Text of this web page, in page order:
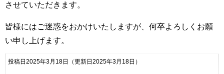
させていただきます。
皆様にはご迷惑をおかけいたしますが、何卒よろしくお願
い申し上げます。
投稿日2025年3月18日 （更新日2025年3月18日）